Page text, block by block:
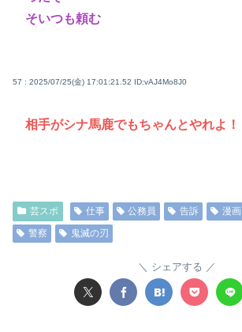
そいつも頼む
57 : 2025/07/25(金) 17:01:21.52 ID:vAJ4Mo8J0
相手がシナ馬鹿でもちゃんとやれよ！
芸スポ 仕事 公務員 告訴 漫画
警察
鬼滅の刃
シェアする